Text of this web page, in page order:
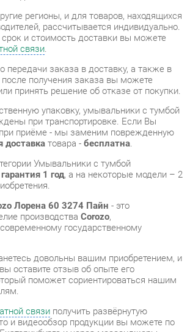
заказа в доставку, а также в
получения заказа вы можете
принять решение об отказе от покупки.
упаковку, умывальники с тумбой
приёме - мы заменим поврежденную
товара -бесплатна.
1 год, а на некоторые модели – 2
Лорена 60 3274 Пайн- это
государственному
довольны вашим приобретением, и
оставите отзыв об опыте его
поможет сориентироваться нашим
и видеообзор продукции вы можете по
и через мессенджеры
также можно сравнить между собой
купить Тумба Corozo Corozo Лорена 60
забрав его с нашего
в г. Екатеринбург. Полный список